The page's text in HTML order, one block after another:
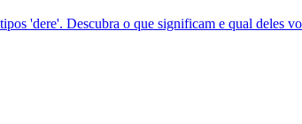
'dere'. Descubra o que significam e qual deles